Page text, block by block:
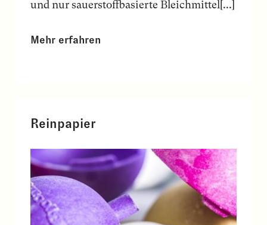
und nur sauerstoffbasierte Bleichmittel[...]
Mehr erfahren
Reinpapier